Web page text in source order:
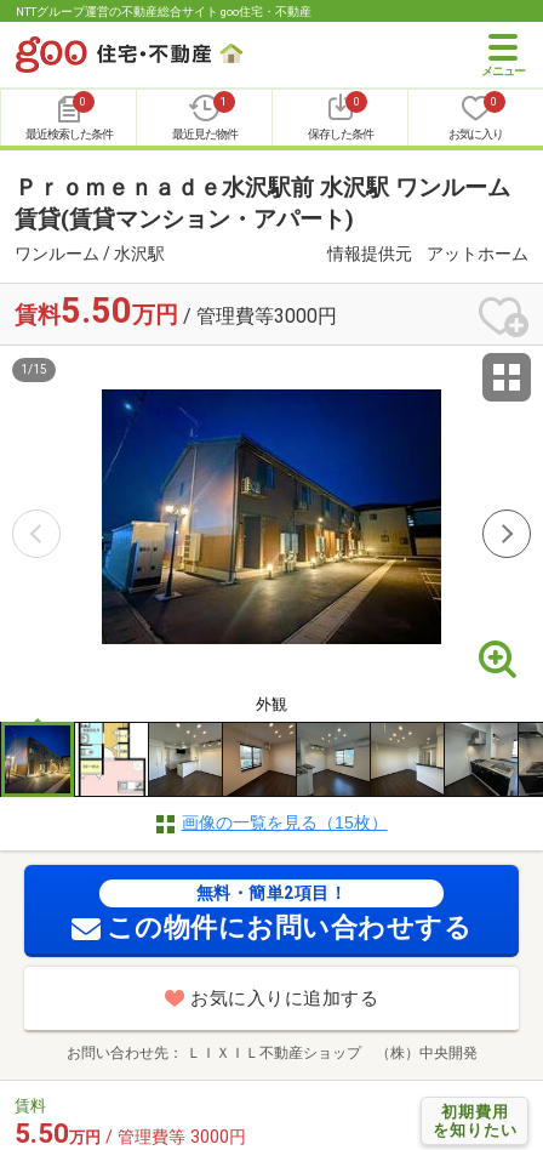
NTTグループ運営の不動産総合サイト goo住宅・不動産
0
最近検索した条件
1
最近見た物件
0
保存した条件
0
お気に入り
Ｐｒｏｍｅｎａｄｅ水沢駅前 水沢駅 ワンルーム
賃貸(賃貸マンション・アパート)
ワンルーム / 水沢駅 情報提供元 アットホーム
賃料5.50万円 / 管理費等3000円
外観
1 /15
画像の一覧を見る（15枚）
無料・簡単2項目！
この物件にお問い合わせする
お気に入りに追加する
お問い合わせ先 ＬＩＸＩＬ不動産ショップ （株）中央開発
初期費用
を知りたい
賃料
5.50万円 / 管理費等 3000円